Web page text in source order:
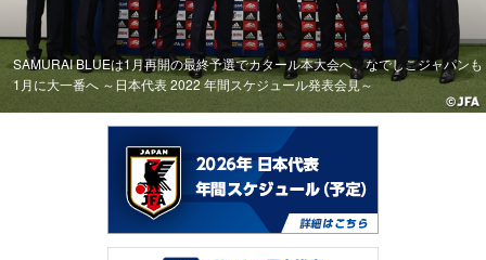
SAMURAI BLUEは1月再開の最終予選でカタール本大会へ、なでしこジャパンも
1月に大一番へ ～日本代表 2022 年間スケジュール発表会見～